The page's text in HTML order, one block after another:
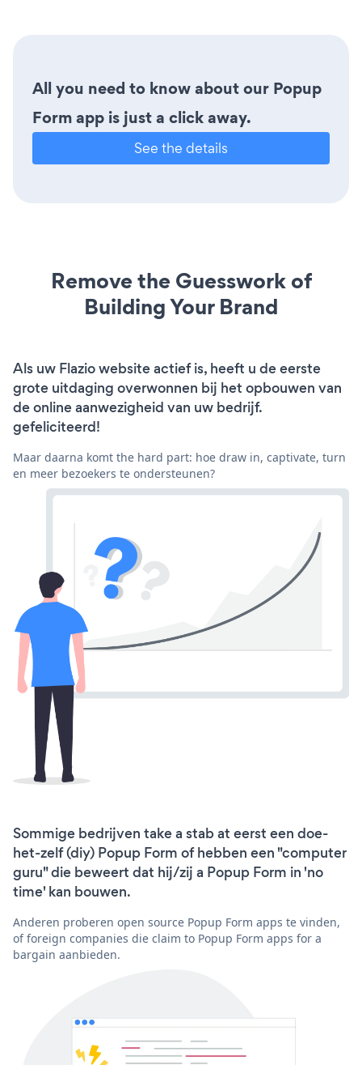
All you need to know about our Popup
Form app is just a click away.
See the details
Remove the Guesswork of
Building Your Brand
Als uw Flazio website actief is, heeft u de eerste
grote uitdaging overwonnen bij het opbouwen van
de online aanwezigheid van uw bedrijf.
gefeliciteerd!
Maar daarna komt the hard part: hoe draw in, captivate, turn
en meer bezoekers te ondersteunen?
Sommige bedrijven take a stab at eerst een doe-
het-zelf (diy) Popup Form of hebben een "computer
guru" die beweert dat hij/zij a Popup Form in 'no
time' kan bouwen.
Anderen proberen open source Popup Form apps te vinden,
of foreign companies die claim to Popup Form apps for a
bargain aanbieden.